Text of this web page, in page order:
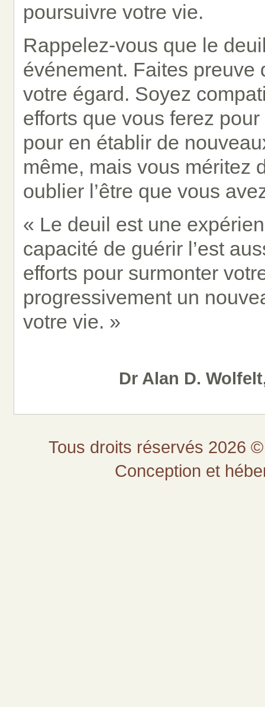
poursuivre votre vie.
Rappelez-vous que le
événement. Faites preuve
votre égard. Soyez
efforts que vous ferez
pour en établir de
même, mais vous méritez
oublier l’être que vous
« Le deuil est une
capacité de guérir l’est
efforts pour surmonter
progressivement un
votre vie. »
Dr Alan D.
Tous droits réservés 2026
Conception et